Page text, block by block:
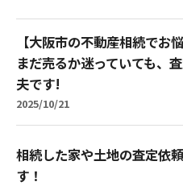
【大阪市の不動産相続でお
まだ売るか迷っていても、
夫です!
2025/10/21
相続した家や土地の査定依
す！